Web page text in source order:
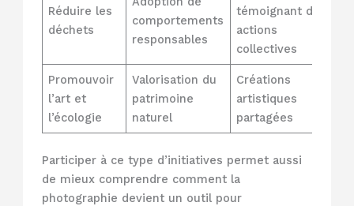
Réduire les
déchets
comportements
responsables
témoignant des
actions
collectives
Promouvoir
l’art et
l’écologie
Valorisation du
patrimoine
naturel
Créations
artistiques
partagées
Participer à ce type d’initiatives permet aussi
de mieux comprendre comment la
photographie devient un outil pour